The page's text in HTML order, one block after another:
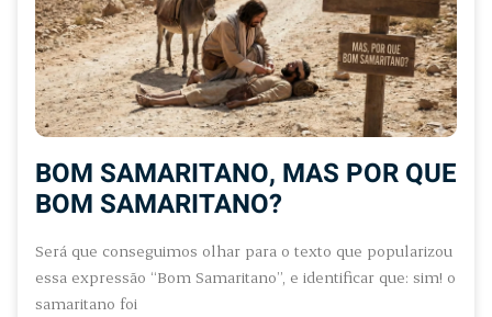
BOM SAMARITANO, MAS POR QUE
BOM SAMARITANO?
Será que conseguimos olhar para o texto que popularizou
essa expressão “Bom Samaritano”, e identificar que: sim! o
samaritano foi